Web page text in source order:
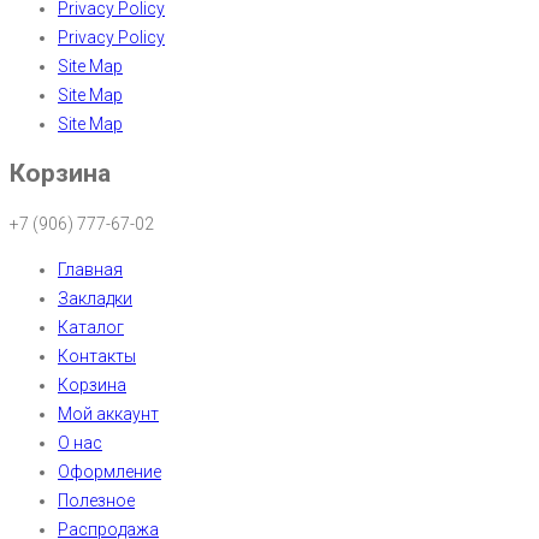
Privacy Policy
Privacy Policy
Site Map
Site Map
Site Map
Корзина
+7 (906) 777-67-02
Главная
Закладки
Каталог
Контакты
Корзина
Мой аккаунт
О нас
Оформление
Полезное
Распродажа